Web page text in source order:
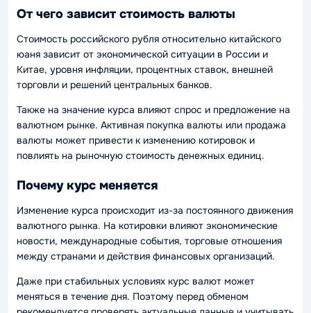
От чего зависит стоимость валюты
Стоимость российского рубля относительно китайского
юаня зависит от экономической ситуации в России и
Китае, уровня инфляции, процентных ставок, внешней
торговли и решений центральных банков.
Также на значение курса влияют спрос и предложение на
валютном рынке. Активная покупка валюты или продажа
валюты может привести к изменению котировок и
повлиять на рыночную стоимость денежных единиц.
Почему курс меняется
Изменение курса происходит из-за постоянного движения
валютного рынка. На котировки влияют экономические
новости, международные события, торговые отношения
между странами и действия финансовых организаций.
Даже при стабильных условиях курс валют может
меняться в течение дня. Поэтому перед обменом